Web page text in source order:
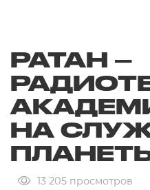
РАТАН –
НА
13 205 просмотров